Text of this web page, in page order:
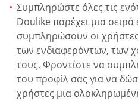
Συμπληρώστε όλες τις
Doulike παρέχει μια
συμπληρώσουν οι
των ενδιαφερόντων, των
τους. Φροντίστε να
του προφίλ σας για να
χρήστες μια